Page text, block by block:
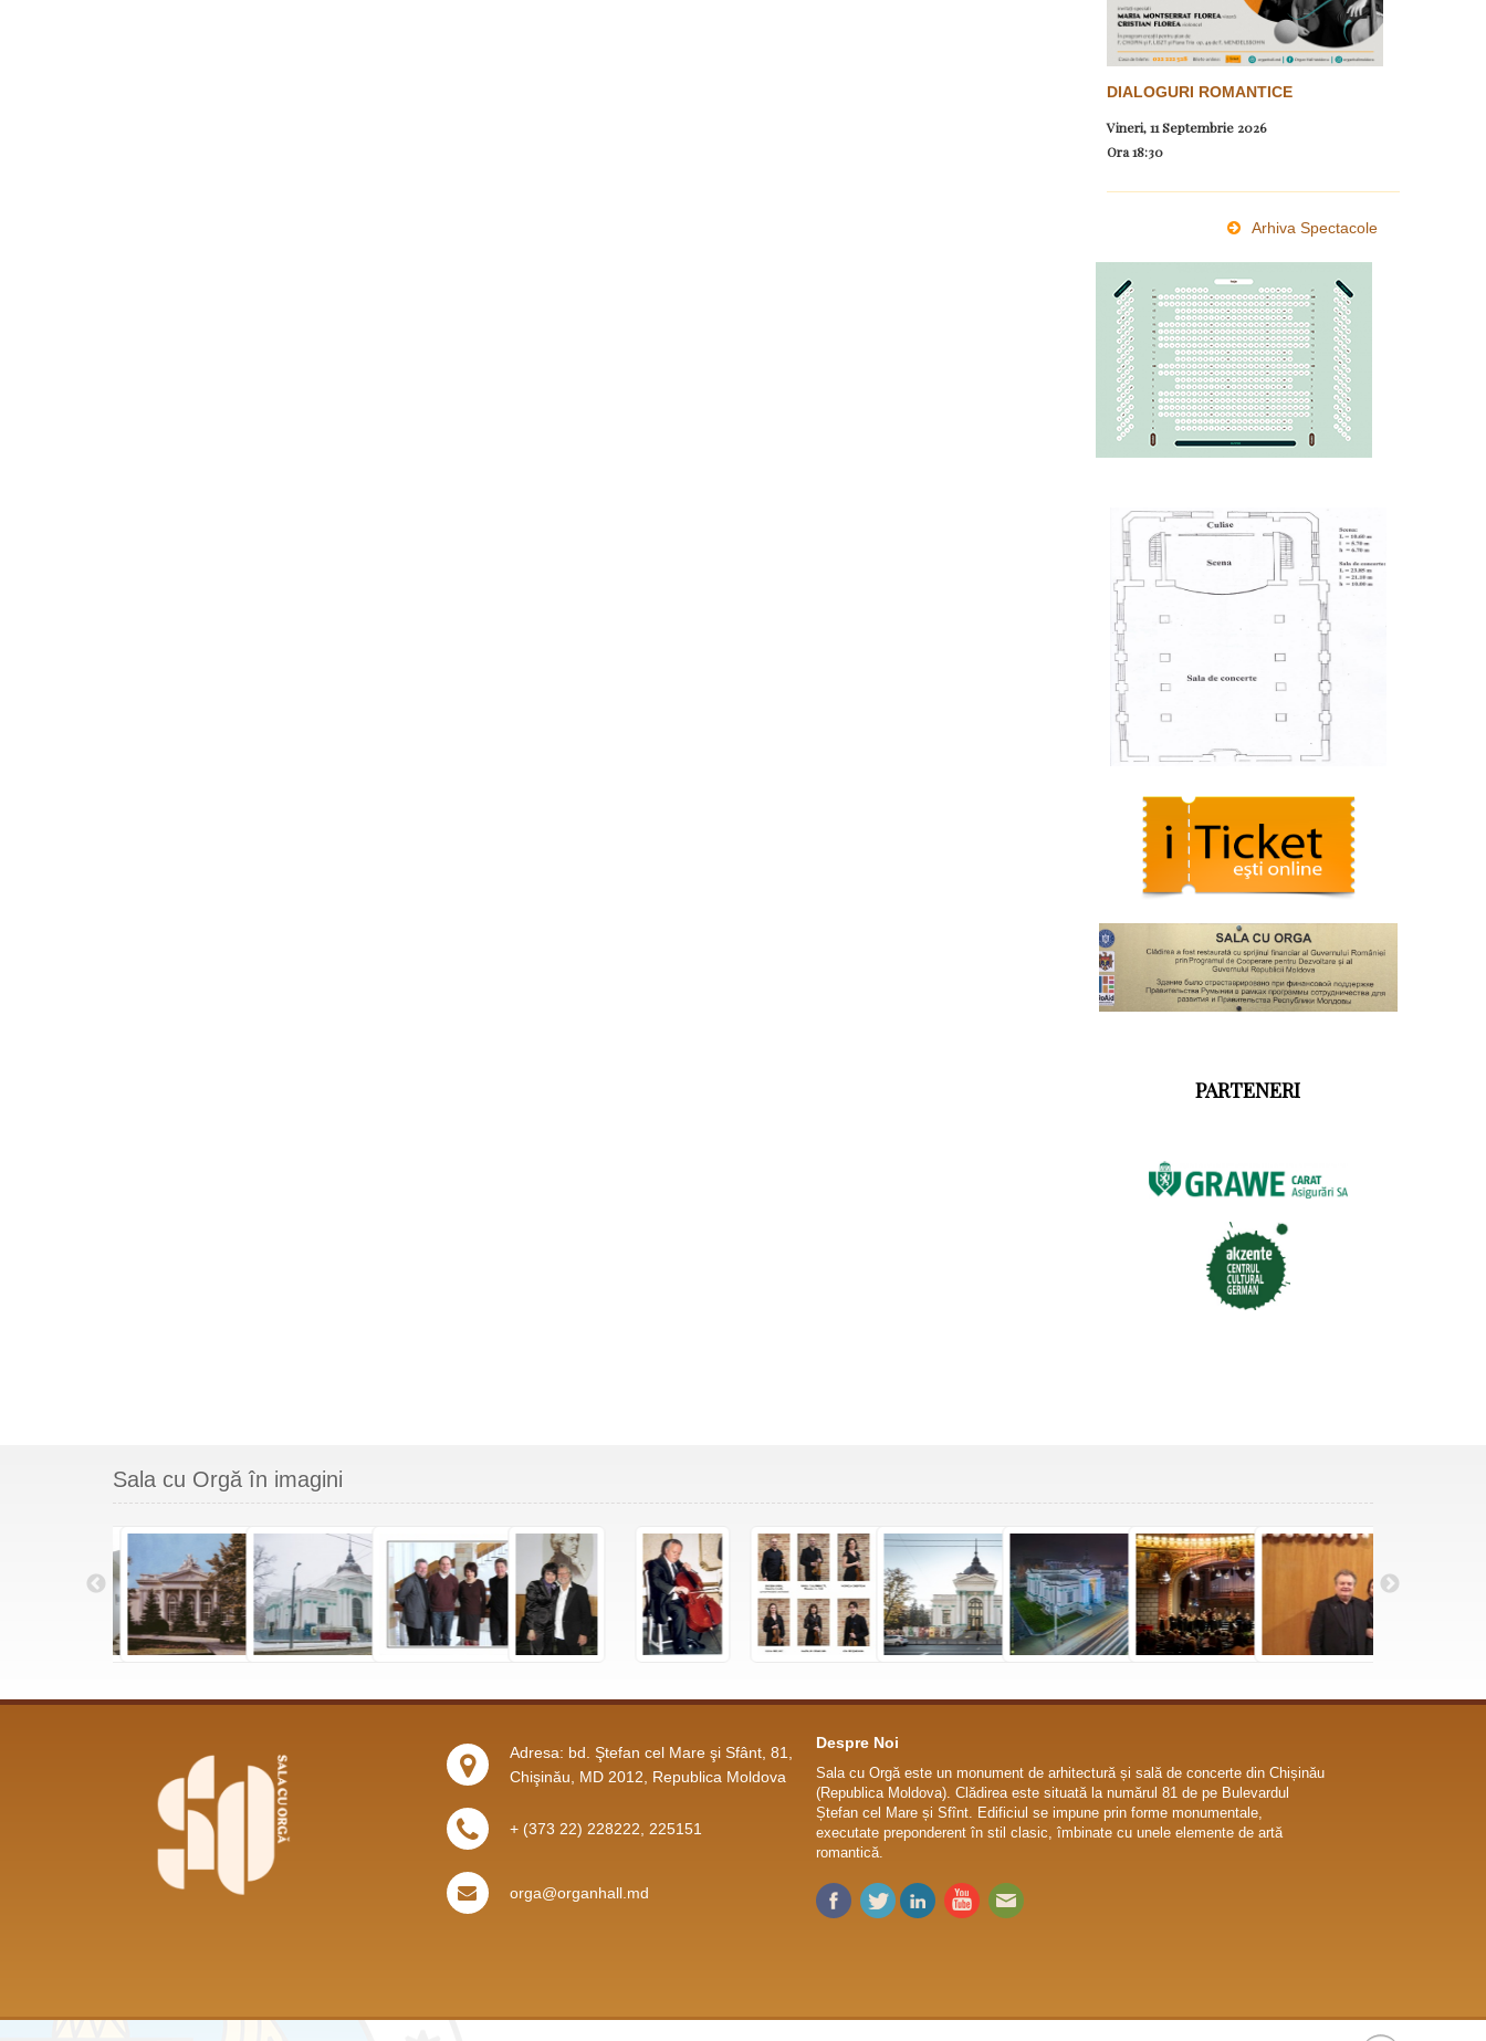
DIALOGURI ROMANTICE
Vineri, 11 Septembrie 2026
Ora18:30
Arhiva Spectacole
PARTENERI
Sala cu Orgă în imagini
Adresa: bd. Ştefan cel Mare şi Sfânt, 81,
Chişinău, MD 2012, Republica Moldova
+ (373 22) 228222, 225151
orga@organhall.md
Despre Noi
Sala cu Orgă este un monument de arhitectură și sală de concerte din Chișinău
(Republica Moldova). Clădirea este situată la numărul 81 de pe Bulevardul
Ștefan cel Mare și Sfînt. Edificiul se impune prin forme monumentale,
executate preponderent în stil clasic, îmbinate cu unele elemente de artă
romantică.